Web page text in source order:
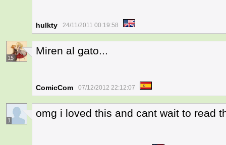
hulkty 24/11/2011 00:19:58
15
Miren al gato...
ComicCom 07/12/2012 22:12:07
1
omg i loved this and cant wait to read